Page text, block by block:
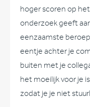
hoger scoren op
onderzoek geeft
eenzaamste
eentje achter je
buiten met je
het moeilijk voor je
zodat je je niet